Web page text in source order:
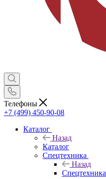
Телефоны
+7 (499) 450-90-08
Каталог
Назад
Каталог
Спецтехника
Назад
Спецтехника